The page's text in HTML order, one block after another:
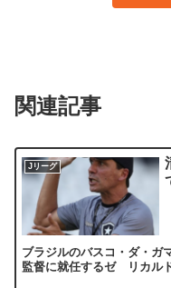
関連記事
Jリーグ
ブラジルのバスコ・ダ・ガ
監督に就任するゼ リカル